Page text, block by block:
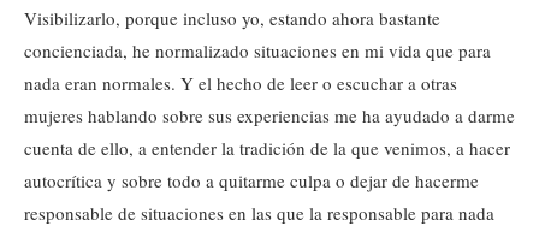
Visibilizarlo, porque incluso yo, estando ahora bastante
concienciada, he normalizado situaciones en mi vida que para
nada eran normales. Y el hecho de leer o escuchar a otras
mujeres hablando sobre sus experiencias me ha ayudado a darme
cuenta de ello, a entender la tradición de la que venimos, a hacer
autocrítica y sobre todo a quitarme culpa o dejar de hacerme
responsable de situaciones en las que la responsable para nada